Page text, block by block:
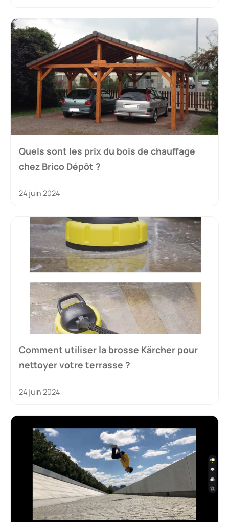
Quels sont les prix du bois de chauffage
chez Brico Dépôt ?
24 juin 2024
Comment utiliser la brosse Kärcher pour
nettoyer votre terrasse ?
24 juin 2024